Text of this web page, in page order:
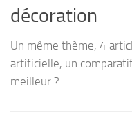
décoration
Un même thème, 4
artificielle, un
meilleur ?